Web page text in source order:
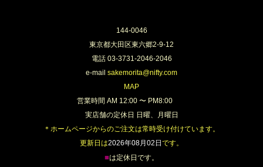
144-0046
東京都大田区東六郷2-9-12
電話 03-3731-2046-2046
e-mail sakemorita@nifty.com
MAP
営業時間 AM 12:00 〜 PM8:00
実店舗の定休日 日曜、月曜日
＊ホームページからのご注文は常時受け付けています。
更新日は2026年08月02日です。
■は定休日です。